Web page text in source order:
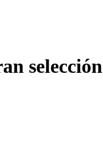
selección